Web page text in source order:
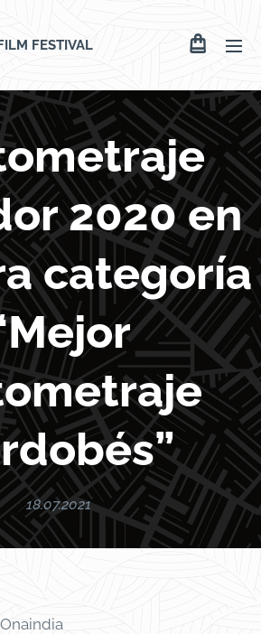
FESTIVAL
2020 en
categoría
18.07.2021